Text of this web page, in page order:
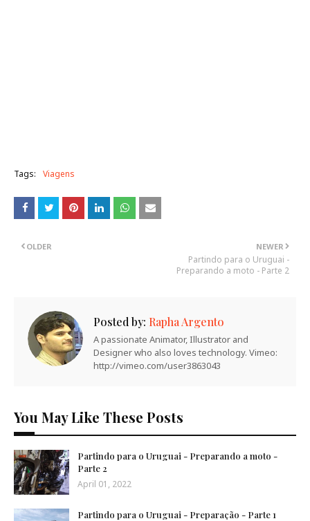
Tags: Viagens
NEWER
Partindo para o Uruguai -
Preparando a moto - Parte 2
OLDER
Posted by: Rapha Argento
A passionate Animator, Illustrator and
Designer who also loves technology. Vimeo:
http://vimeo.com/user3863043
You May Like These Posts
Partindo para o Uruguai - Preparando a moto -
Parte 2
April 01, 2022
Partindo para o Uruguai - Preparação - Parte 1